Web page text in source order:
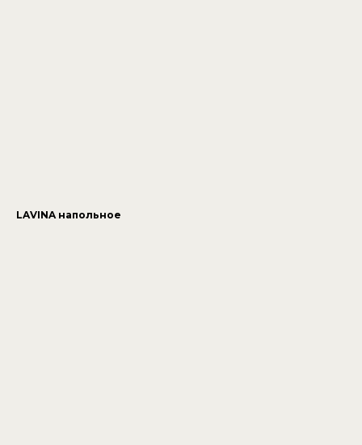
LAVINA напольное